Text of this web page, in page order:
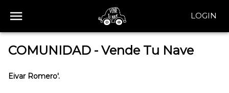
LOGIN
COMUNIDAD - Vende Tu Nave
Eivar Romero'.